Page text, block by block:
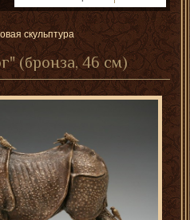
скульптура
(бронза, 46 см)